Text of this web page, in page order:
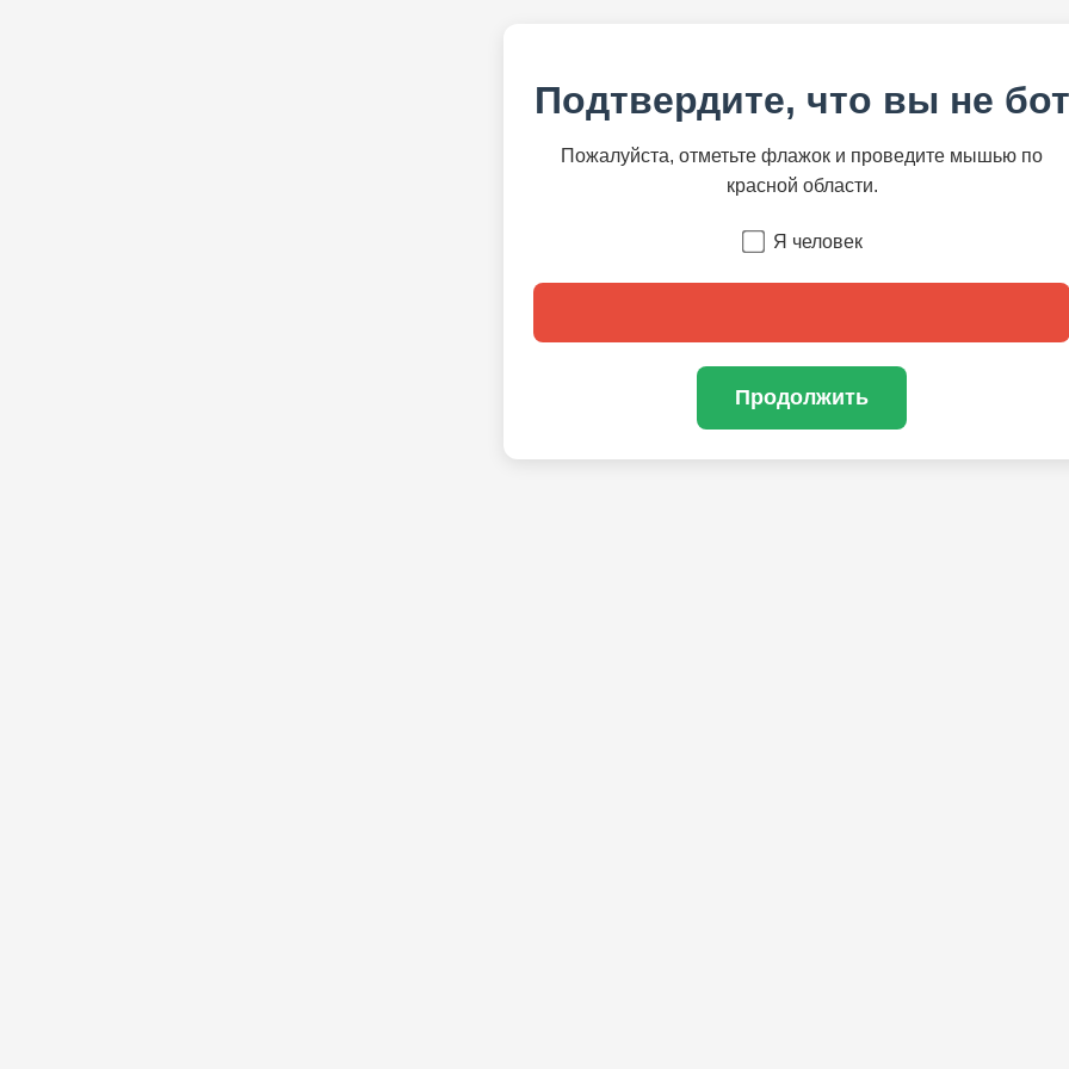
Подтвердите, что вы не бот
Пожалуйста, отметьте флажок и проведите мышью по
красной области.
Я человек
Продолжить